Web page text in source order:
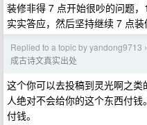
装修非得 7 点开始很吵的问题
实实答应，然后坚持继续 7 点装
Replied to a topic by yandong9713 ›
成古诗文真实出处
这个你可以去投稿到灵光啊之
人绝对不会给你的这个东西付
付钱。